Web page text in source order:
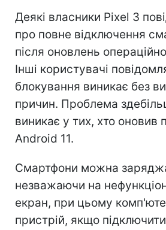
Деякі власники Pixel 3
про повне відключення
після оновлень
Інші користувачі
блокування виникає без
причин. Проблема
виникає у тих, хто оновив
Android 11.
Смартфони можна
незважаючи на
екран, при цьому
пристрій, якщо